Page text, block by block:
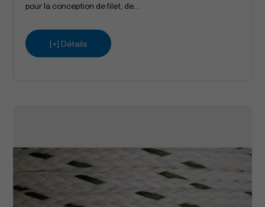
pour la conception de filet, de...
[+] Détails